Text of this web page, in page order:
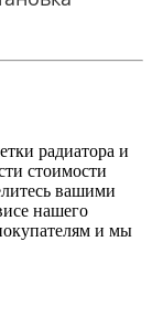
радиатора и
стоимости
вашими
нашего
и мы